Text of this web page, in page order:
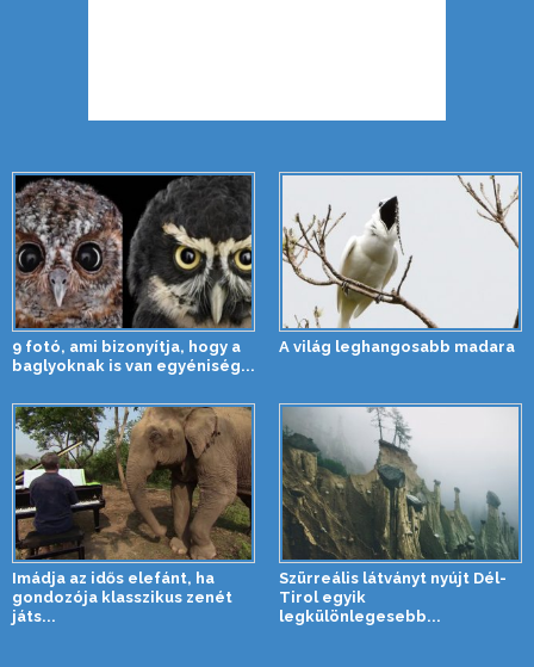
9 fotó, ami bizonyítja, hogy a
baglyoknak is van egyéniség...
A világ leghangosabb madara
Imádja az idős elefánt, ha
gondozója klasszikus zenét
játs...
Szürreális látványt nyújt Dél-
Tirol egyik
legkülönlegesebb...